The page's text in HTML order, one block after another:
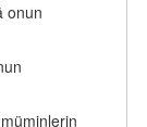
onun